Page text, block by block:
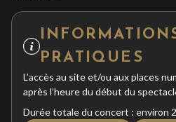
PRATIQUES
L’accès au site et/ou aux places
après l’heure du début du
Durée totale du concert : environ